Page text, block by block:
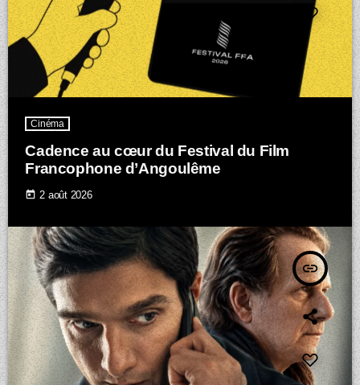
Cinéma
Cadence au cœur du Festival du Film
Francophone d’Angoulême
today 2 août 2026
insert_link